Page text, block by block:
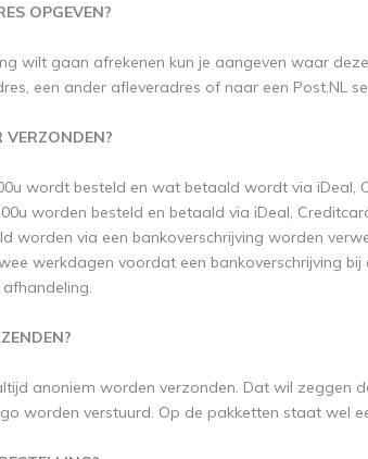
OPGEVEN?
wilt gaan afrekenen kun je aangeven waar
een ander afleveradres of naar een Post.NL
VERZONDEN?
wordt besteld en wat betaald wordt via
worden besteld en betaald via iDeal,
worden via een bankoverschrijving worden
werkdagen voordat een bankoverschrijving bij
anoniem worden verzonden. Dat wil zeggen
worden verstuurd. Op de pakketten staat wel